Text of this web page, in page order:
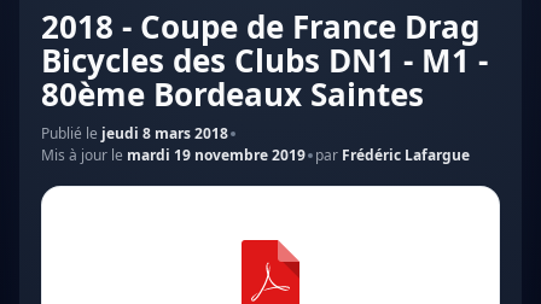
2018 - Coupe de France Drag
Bicycles des Clubs DN1 - M1 -
80ème Bordeaux Saintes
Publié le jeudi 8 mars 2018
Mis à jour le mardi 19 novembre 2019 par Frédéric Lafargue